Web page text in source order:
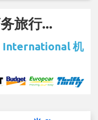
旅行...
International 机